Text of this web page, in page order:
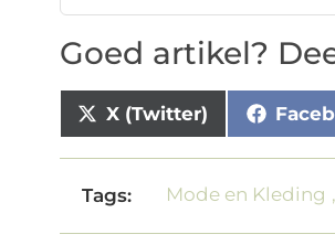
Goed artikel?
X (Twitter)
Tags: Mode en Kleding ,